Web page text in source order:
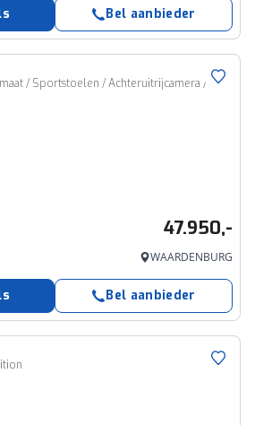
Bel aanbieder
xDrive25e M Sport Automaat / Sportstoelen / Achteruitrijcamera / M Adaptief onderstel / Stoelverwarming / Parking Assistant
47.950,-
WAARDENBURG
Bel aanbieder